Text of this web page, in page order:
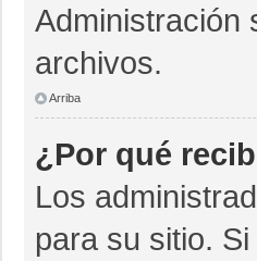
Administración
archivos.
Arriba
¿Por qué
Los
para su sitio.